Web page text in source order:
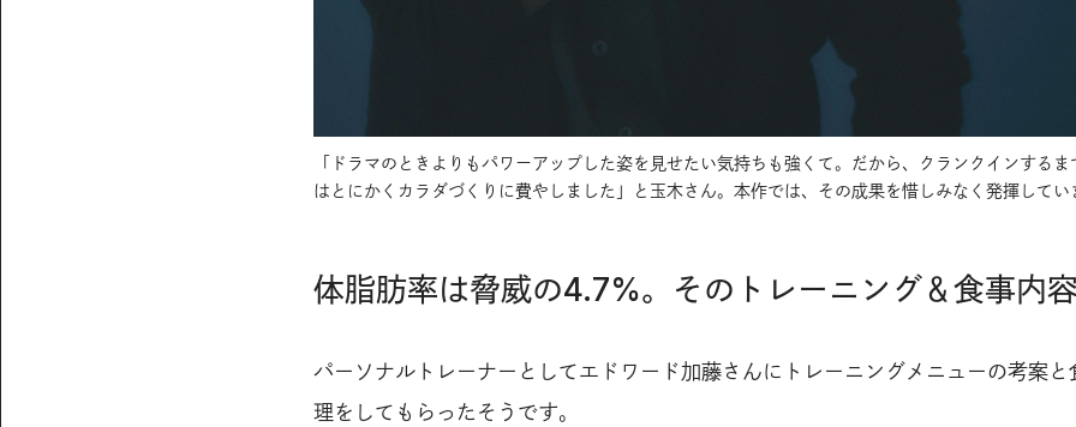
「ドラマのときよりもパワーアップした姿を見せたい気持ちも強くて。だから、クランクインするま
はとにかくカラダづくりに費やしました」と玉木さん。本作では、その成果を惜しみなく発揮してい
体脂肪率は脅威の4.7%。そのトレーニング＆食事内
パーソナルトレーナーとしてエドワード加藤さんにトレーニングメニューの考案と
理をしてもらったそうです。